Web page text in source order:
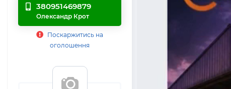
380951469879
Олександр Крот
Поскаржитись на
оголошення